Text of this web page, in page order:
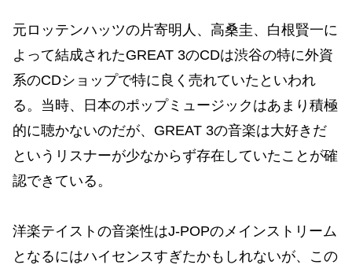
元ロッテンハッツの片寄明人、高桑圭、白根賢一に
よって結成されたGREAT 3のCDは渋谷の特に外資
系のCDショップで特に良く売れていたといわれ
る。当時、日本のポップミュージックはあまり積極
的に聴かないのだが、GREAT 3の音楽は大好きだ
というリスナーが少なからず存在していたことが確
認できている。
洋楽テイストの音楽性はJ-POPのメインストリーム
となるにはハイセンスすぎたかもしれないが、この